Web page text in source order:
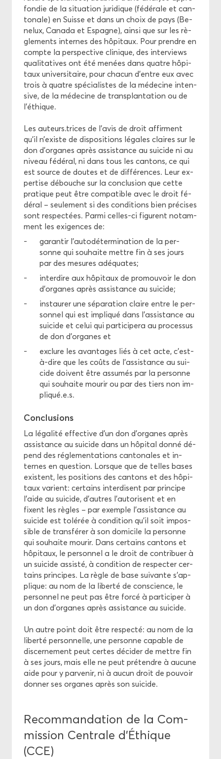
fon­die de la si­tua­tion ju­ri­dique (fé­dé­rale et can­
to­nale) en Suisse et dans un choix de pays (Be­
ne­lux, Ca­na­da et Es­pagne), ainsi que sur les rè­
gle­ments in­ternes des hô­pi­taux. Pour prendre en
compte la pers­pec­tive cli­nique, des in­ter­views
qua­li­ta­tives ont été me­nées dans quatre hô­pi­
taux uni­ver­si­taire, pour cha­cun d’entre eux avec
trois à quatre spé­cia­listes de la mé­de­cine in­ten­
sive, de la mé­de­cine de trans­plan­ta­tion ou de
l’éthique.
Les au­teurs.trices de l’avis de droit af­firment
qu’il n’existe de dis­po­si­tions lé­gales claires sur le
don d’or­ganes après as­sis­tance au sui­cide ni au
ni­veau fé­dé­ral, ni dans tous les can­tons, ce qui
est source de doutes et de dif­fé­rences. Leur ex­
per­tise dé­bouche sur la conclu­sion que cette
pra­tique peut être com­pa­tible avec le droit fé­
dé­ral – seule­ment si des condi­tions bien pré­cises
sont res­pec­tées. Parmi celles-​ci fi­gurent no­tam­
ment les exi­gences de:
ga­ran­tir l’au­to­dé­ter­mi­na­tion de la per­
sonne qui sou­haite mettre fin à ses jours
par des me­sures adé­quates;
in­ter­dire aux hô­pi­taux de pro­mou­voir le don
d’or­ganes après as­sis­tance au sui­cide;
ins­tau­rer une sé­pa­ra­tion claire entre le per­
son­nel qui est im­pli­qué dans l’as­sis­tance au
sui­cide et celui qui par­ti­ci­pe­ra au pro­ces­sus
de don d’or­ganes et
ex­clure les avan­tages liés à cet acte, c’est-​
à-dire que les coûts de l’as­sis­tance au sui­
cide doivent être as­su­més par la per­sonne
qui sou­haite mou­rir ou par des tiers non im­
pli­qué.e.s.
Conclu­sions
La lé­ga­li­té ef­fec­tive d'un don d'or­ganes après
as­sis­tance au sui­cide dans un hô­pi­tal donné dé­
pend des ré­gle­men­ta­tions can­to­nales et in­
ternes en ques­tion. Lorsque que de telles bases
existent, les po­si­tions des can­tons et des hô­pi­
taux va­rient: cer­tains in­ter­disent par prin­cipe
l’aide au sui­cide, d’autres l’au­to­risent et en
fixent les règles – par exemple l’as­sis­tance au
sui­cide est to­lé­rée à condi­tion qu’il soit im­pos­
sible de trans­fé­rer à son do­mi­cile la per­sonne
qui sou­haite mou­rir. Dans cer­tains can­tons et
hô­pi­taux, le per­son­nel a le droit de contri­buer à
un sui­cide as­sis­té, à condi­tion de res­pec­ter cer­
tains prin­cipes. La règle de base sui­vante s’ap­
plique: au nom de la li­ber­té de conscience, le
per­son­nel ne peut pas être forcé à par­ti­ci­per à
un don d’or­ganes après as­sis­tance au sui­cide.
Un autre point doit être res­pec­té: au nom de la
li­ber­té per­son­nelle, une per­sonne ca­pable de
dis­cer­ne­ment peut certes dé­ci­der de mettre fin
à ses jours, mais elle ne peut pré­tendre à au­cune
aide pour y par­ve­nir, ni à aucun droit de pou­voir
don­ner ses or­ganes après son sui­cide.
Re­com­man­da­tion de la Com­
mis­sion Cen­trale d’Éthique
(CCE)